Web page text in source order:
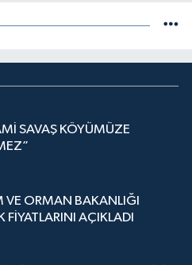
SAVAŞ KÖYÜMÜZE
VE ORMAN BAKANLIĞI
FİYATLARINI AÇIKLADI